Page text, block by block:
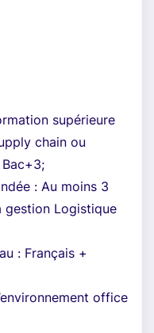
supérieure
chain ou
: Au moins 3
gestion Logistique
: Français +
office